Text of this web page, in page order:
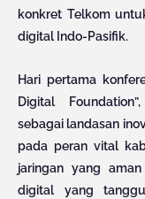
konkret Telkom
digital Indo-Pasifik.
Hari pertama
Digital
sebagai landasan
pada peran vital
jaringan yang
digital yang